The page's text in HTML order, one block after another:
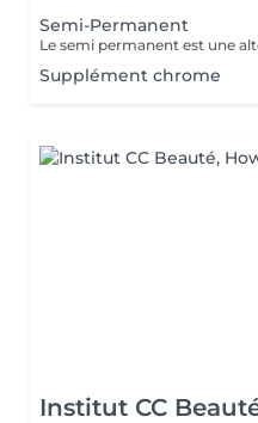
Semi-Permanent
Supplément chrome
Institut CC